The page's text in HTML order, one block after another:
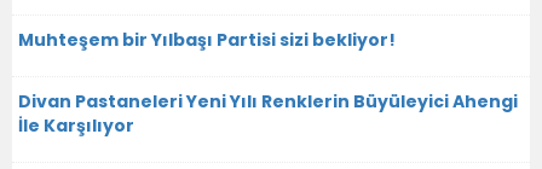
Muhteşem bir Yılbaşı Partisi sizi bekliyor!
Divan Pastaneleri Yeni Yılı Renklerin Büyüleyici Ahengi
İle Karşılıyor